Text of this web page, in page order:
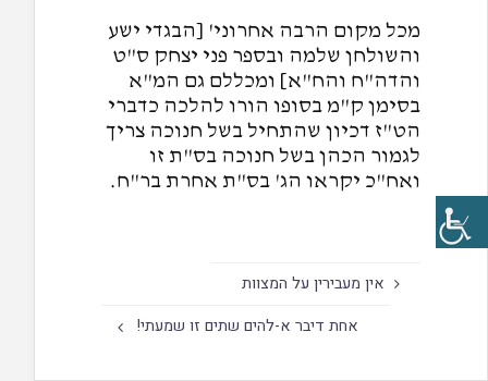
מכל מקום הרבה אחרוני' [הבגדי ישע
והשולחן שלמה ובספר פני יצחק ס"ט
והדה"ח והח"א] ומכללם גם המ"א
בסימן ק"מ בסופו הורו להלכה כדברי
הט"ז דכיון שהתחיל בשל חנוכה צריך
לגמור הכהן בשל חנוכה בס"ת זו
ואח"כ יקראו הג' בס"ת אחרת בר"ח.
אין מעבירין על המצוות
אחת דיבר א-להים שתים זו שמעתי!